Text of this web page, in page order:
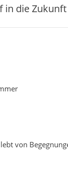
in die Zukunft
von